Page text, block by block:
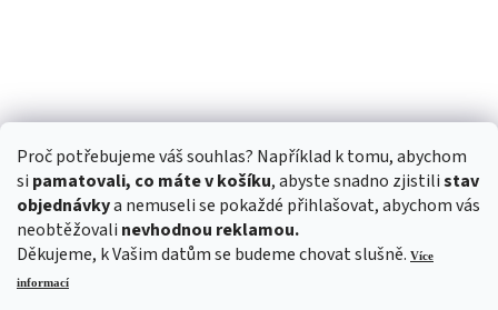
Proč potřebujeme váš souhlas? Například k tomu, abychom
si pamatovali, co máte v košíku, abyste snadno zjistilistav
objednávkya nemuseli se pokaždé přihlašovat, abychom vás
neobtěžovali nevhodnou reklamou.
Děkujeme, k Vašim datům se budeme chovat slušně. Více
informací